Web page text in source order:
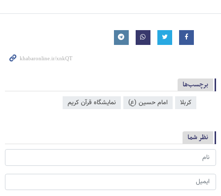
برچسب‌ها
کربلا امام حسین (ع) نمایشگاه قرآن کریم
نظر شما